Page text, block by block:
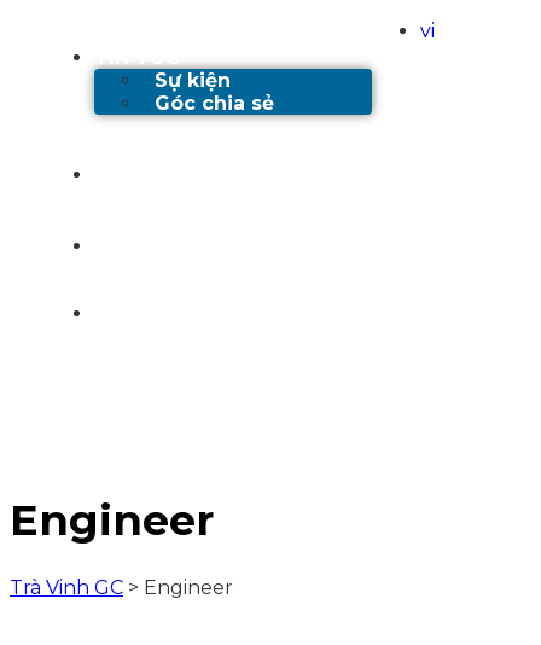
Sự kiện
Góc chia sẻ
vi
Engineer
Trà Vinh GC > Engineer